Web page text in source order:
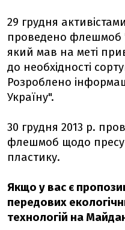
29 грудня
проведено флешмоб
який мав на меті
до необхідності
Розроблено
Україну".
30 грудня 2013 р.
флешмоб щодо
пластику.
Якщо у вас є
передових
технологій на